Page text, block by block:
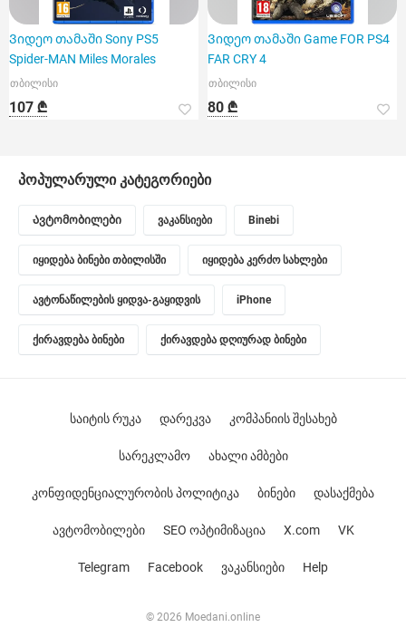
Ვიდეო თამაში Sony PS5
Spider-MAN Miles Morales
თბილისი
107 ₾
Ვიდეო თამაში Game FOR PS4
FAR CRY 4
თბილისი
80 ₾
პოპულარული კატეგორიები
Ავტომობილები ვაკანსიები Binebi
იყიდება ბინები თბილისში იყიდება კერძო სახლები
ავტონაწილების ყიდვა-გაყიდვის iPhone
ქირავდება ბინები ქირავდება დღიურად ბინები
© 2026 Moedani.online
საიტის რუკა დარეკვა კომპანიის შესახებ
სარეკლამო ახალი ამბები
კონფიდენციალურობის პოლიტიკა ბინები დასაქმება
ავტომობილები SEO ოპტიმიზაცია X.com VK
Telegram Facebook ვაკანსიები Help